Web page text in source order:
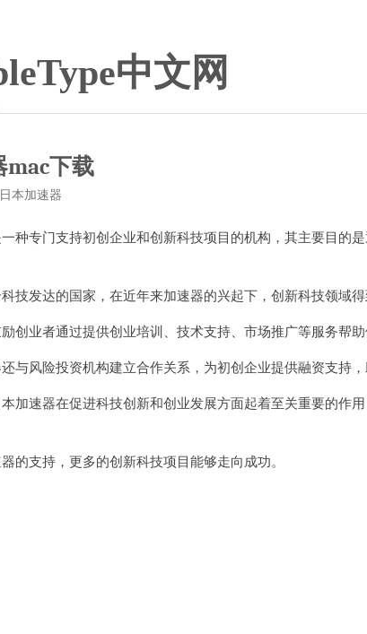
中文网
mac下载
日本加速器
专门支持初创企业和创新科技项目的机构，其主要目的
发达的国家，在近年来加速器的兴起下，创新科技领域得
业者通过提供创业培训、技术支持、市场推广等服务帮助
风险投资机构建立合作关系，为初创企业提供融资支持，
速器在促进科技创新和创业发展方面起着至关重要的作
支持，更多的创新科技项目能够走向成功。